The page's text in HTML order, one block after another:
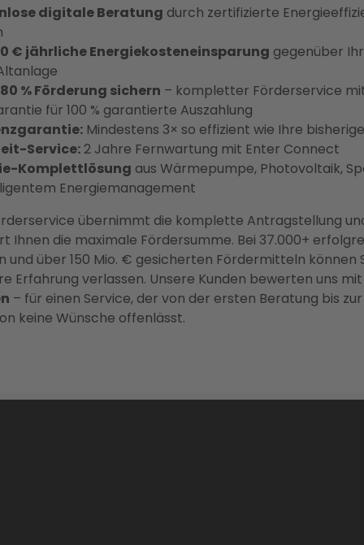
digitale Beratung durch zertifizierte
€ jährliche Energiekosteneinsparung gegenüber
% Förderung sichern – kompletter Förderservice
für 100 % garantierte Auszahlung
Mindestens 3× so effizient wie Ihre
Service: 2 Jahre Fernwartung mit Enter Connect
Komplettlösung aus Wärmepumpe, Photovoltaik,
Energiemanagement
übernimmt die komplette Antragstellung
Ihnen die maximale Fördersumme. Bei 37.000+
und über 150 Mio. € gesicherten Fördermitteln können
Erfahrung verlassen. Unsere Kunden bewerten uns
– für einen Service, der von der ersten Beratung bis
keine Wünsche offenlässt.